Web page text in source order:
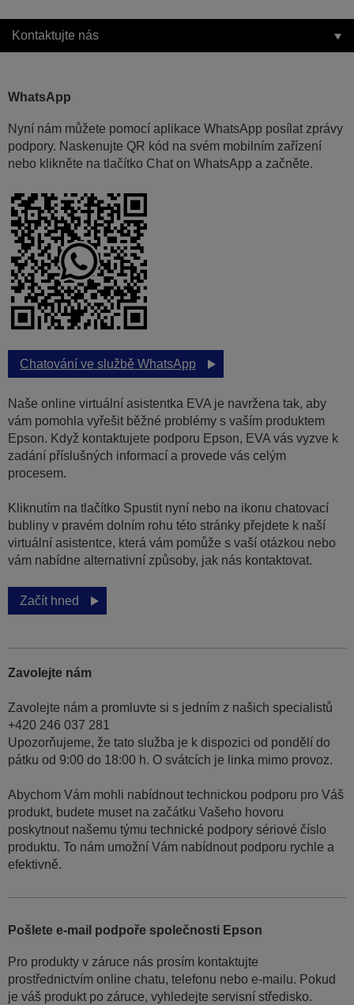
Kontaktujte nás
WhatsApp
Nyní nám můžete pomocí aplikace WhatsApp posílat zprávy
podpory. Naskenujte QR kód na svém mobilním zařízení
nebo klikněte na tlačítko Chat on WhatsApp a začněte.
Chatování ve službě WhatsApp
Naše online virtuální asistentka EVA je navržena tak, aby
vám pomohla vyřešit běžné problémy s vaším produktem
Epson. Když kontaktujete podporu Epson, EVA vás vyzve k
zadání příslušných informací a provede vás celým
procesem.
Kliknutím na tlačítko Spustit nyní nebo na ikonu chatovací
bubliny v pravém dolním rohu této stránky přejdete k naší
virtuální asistentce, která vám pomůže s vaší otázkou nebo
vám nabídne alternativní způsoby, jak nás kontaktovat.
Začít hned
Zavolejte nám
Zavolejte nám a promluvte si s jedním z našich specialistů
+420 246 037 281
Upozorňujeme, že tato služba je k dispozici od pondělí do
pátku od 9:00 do 18:00 h. O svátcích je linka mimo provoz.
Abychom Vám mohli nabídnout technickou podporu pro Váš
produkt, budete muset na začátku Vašeho hovoru
poskytnout našemu týmu technické podpory sériové číslo
produktu. To nám umožní Vám nabídnout podporu rychle a
efektivně.
Pošlete e-mail podpoře společnosti Epson
Pro produkty v záruce nás prosím kontaktujte
prostřednictvím online chatu, telefonu nebo e-mailu. Pokud
je váš produkt po záruce, vyhledejte servisní středisko.